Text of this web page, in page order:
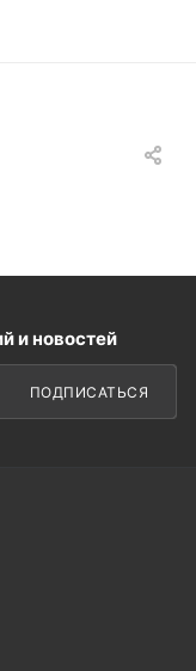
и новостей
ПОДПИСАТЬСЯ